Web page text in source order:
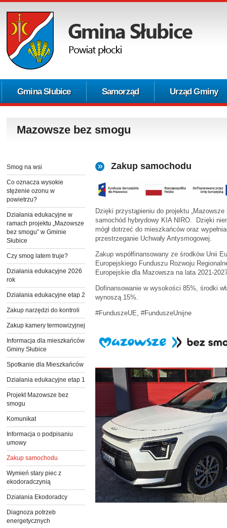
Gmina Słubice Samorząd Urząd Gminy
Mazowsze bez smogu
Smog na wsi
Co oznacza wysokie
stężenie ozonu w
powietrzu?
Działania edukacyjne w
ramach projektu „Mazowsze
bez smogu” w Gminie
Słubice
Czy smog latem truje?
Działania edukacyjne 2026
rok
Działania edukacyjne etap 2
Zakup narzędzi do kontroli
Zakup kamery termowizyjnej
Informacja dla mieszkańców
Gminy Słubice
Spotkanie dla Mieszkańców
Działania edukacyjne etap 1
Projekt Mazowsze bez
smogu
Komunikat
Informacja o podpisaniu
umowy
Zakup samochodu
Wymień stary piec z
ekodoradczynią
Działania Ekodoradcy
Diagnoza potrzeb
energetycznych
Zakup samochodu
Dzięki przystąpieniu do projektu „Mazowsze
samochód hybrydowy KIA NIRO. Dzięki
mógł dotrzeć do mieszkańców oraz
przestrzeganie Uchwały Antysmogowej.
Zakup współfinansowany ze środków Unii
Europejskiego Funduszu Rozwoju
Europejskie dla Mazowsza na lata 2021-
Dofinansowanie w wysokości 85%, środki
wynoszą 15%.
#FunduszeUE, #FunduszeUnijne